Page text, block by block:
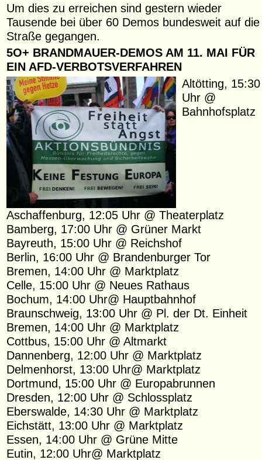
Um dies zu erreichen sind gestern wieder
Tausende bei über 60 Demos bundesweit auf die
Straße gegangen.
5O+ BRANDMAUER-DEMOS AM 11. MAI FÜR
EIN AFD-VERBOTSVERFAHREN
Altötting, 15:30
Uhr @
Bahnhofsplatz
Aschaffenburg, 12:05 Uhr @ Theaterplatz
Bamberg, 17:00 Uhr @ Grüner Markt
Bayreuth, 15:00 Uhr @ Reichshof
Berlin, 16:00 Uhr @ Brandenburger Tor
Bremen, 14:00 Uhr @ Marktplatz
Celle, 15:00 Uhr @ Neues Rathaus
Bochum, 14:00 Uhr@ Hauptbahnhof
Braunschweig, 13:00 Uhr @ Pl. der Dt. Einheit
Bremen, 14:00 Uhr @ Marktplatz
Cottbus, 15:00 Uhr @ Altmarkt
Dannenberg, 12:00 Uhr @ Marktplatz
Delmenhorst, 13:00 Uhr@ Marktplatz
Dortmund, 15:00 Uhr @ Europabrunnen
Dresden, 12:00 Uhr @ Schlossplatz
Eberswalde, 14:30 Uhr @ Marktplatz
Eichstätt, 13:00 Uhr @ Marktplatz
Essen, 14:00 Uhr @ Grüne Mitte
Eutin, 12:00 Uhr@ Marktplatz